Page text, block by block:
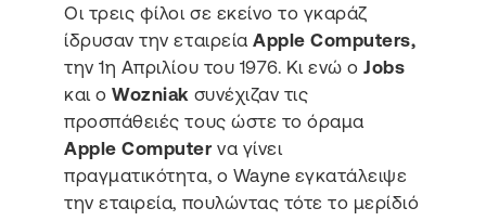
Οι τρεις φίλοι σε εκείνο το γκαράζ
ίδρυσαν την εταιρείαApple Computers,
την 1η Απριλίου του 1976. Κι ενώ οJobs
και οWozniak συνέχιζαν τις
προσπάθειές τους ώστε το όραμα
Apple Computer να γίνει
πραγματικότητα, ο Wayne εγκατάλειψε
την εταιρεία, πουλώντας τότε το μερίδιό